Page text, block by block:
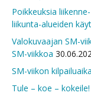
Poikkeuksia
liikunta-alueiden
Valokuvaajan SM-
SM-viikkoa
SM-viikon
Tule – koe – kokeile!